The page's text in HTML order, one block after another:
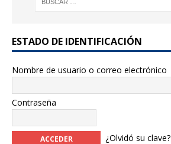
ESTADO DE IDENTIFICACIÓN
Nombre de usuario o correo electrónico
Contraseña
¿Olvidó su clave?